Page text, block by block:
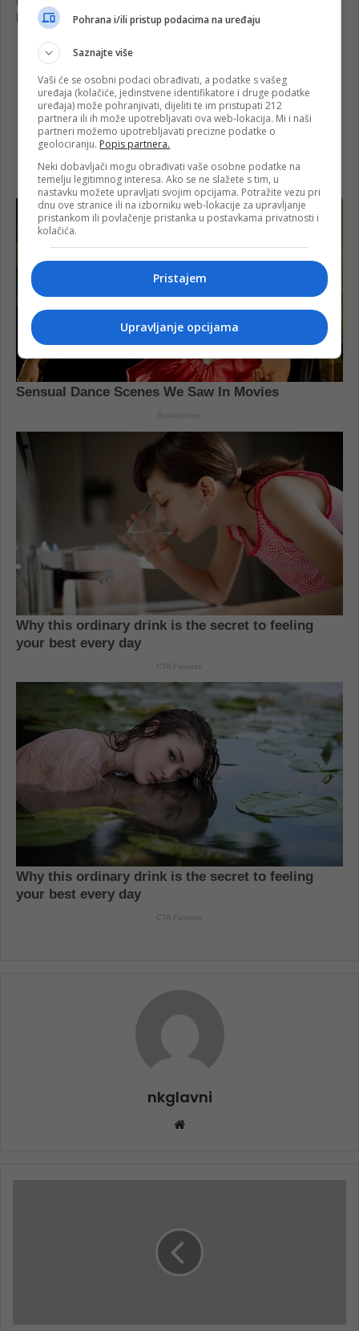
nkglavni
Pohrana i/ili pristup podacima na uređaju
Saznajte više
Vaši će se osobni podaci obrađivati, a podatke s vašeg
uređaja (kolačiće, jedinstvene identifikatore i druge podatke
uređaja) može pohranjivati, dijeliti te im pristupati 212
partnera ili ih može upotrebljavati ova web-lokacija. Mi i naši
partneri možemo upotrebljavati precizne podatke o
geolociranju. Popis partnera.
Neki dobavljači mogu obrađivati vaše osobne podatke na
temelju legitimnog interesa. Ako se ne slažete s tim, u
nastavku možete upravljati svojim opcijama. Potražite vezu pri
dnu ove stranice ili na izborniku web-lokacije za upravljanje
pristankom ili povlačenje pristanka u postavkama privatnosti i
kolačića.
Pristajem
Upravljanje opcijama